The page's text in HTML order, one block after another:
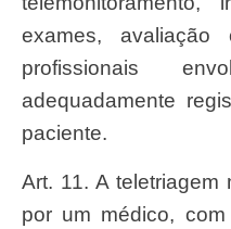
exames,
profissionais
adequadamente
paciente.
Art. 11. A teletriagem médica é o ato realizado
por um médico,